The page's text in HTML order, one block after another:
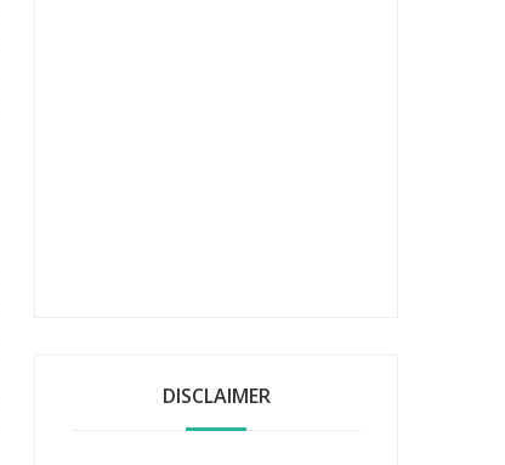
DISCLAIMER